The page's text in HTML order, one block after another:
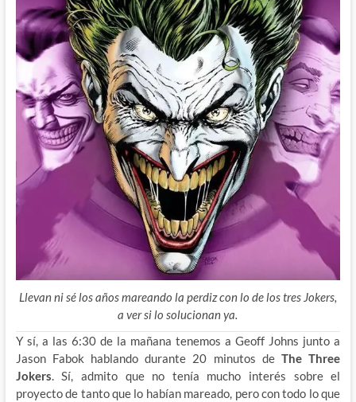
Llevan ni sé los años mareando la perdiz con lo de los tres Jokers,
a ver si lo solucionan ya.
Y sí, a las 6:30 de la mañana tenemos a Geoff Johns junto a
Jason Fabok hablando durante 20 minutos deThe Three
Jokers. Sí, admito que no tenía mucho interés sobre el
proyecto de tanto que lo habían mareado, pero con todo lo que